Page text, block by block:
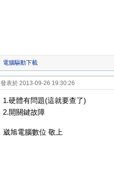
電腦驅動下載
發表於 2013-09-26 19:30:26
1.硬體有問題(這就要查了)
2.開關鍵故障
崴旭電腦數位 敬上